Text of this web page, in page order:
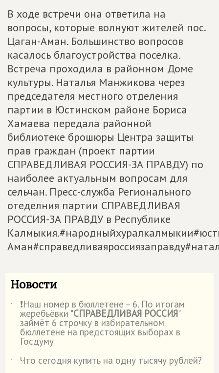
В ходе встречи она ответила на
вопросы, которые волнуют жителей пос.
Цаган-Аман. Большинство вопросов
касалось благоустройства поселка.
Встреча проходила в районном Доме
культуры. Наталья Манжикова через
председателя местного отделения
партии в Юстинском районе Бориса
Хамаева передала районной
библиотеке брошюры Центра защиты
прав граждан (проект партии
СПРАВЕДЛИВАЯ РОССИЯ-ЗА ПРАВДУ) по
наиболее актуальным вопросам для
сельчан. Пресс-служба Регионального
отеделния партии СПРАВЕДЛИВАЯ
РОССИЯ-ЗА ПРАВДУ в Республике
Новости
˙ ❗Наш номер в бюллетене – 6. По итогам
жеребьёвки "СПРАВЕДЛИВАЯ РОССИЯ"
займёт 6 строчку в избирательном
бюллетене на предстоящих выборах в
Госдуму
˙
Что сегодня купить на одну тысячу рублей?